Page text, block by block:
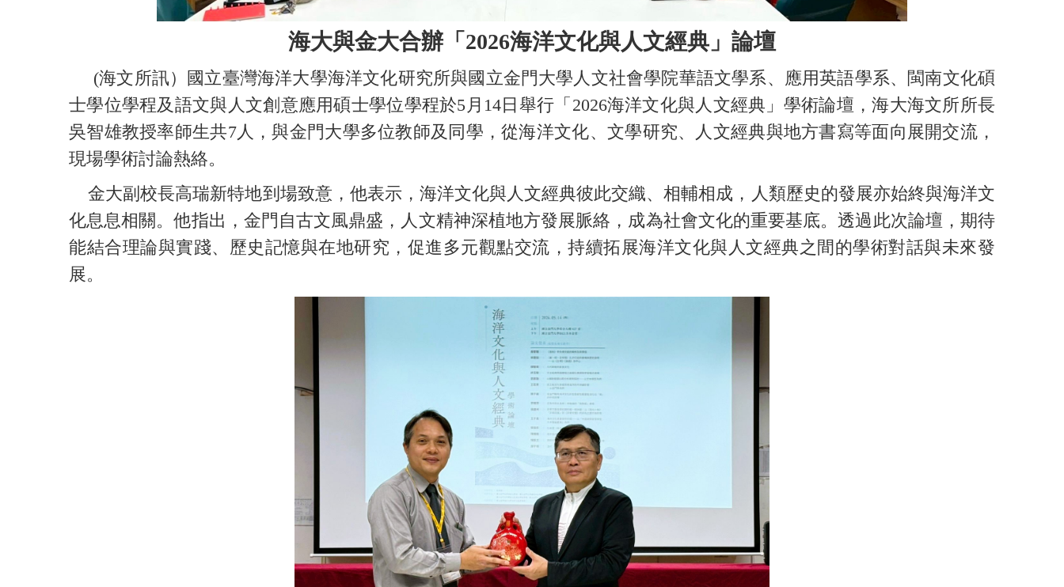
海大與金大合辦「2026海洋文化與人文經典」論壇
(海文所訊）國立臺灣海洋大學海洋文化研究所與國立金門大學人文社會學院華語文學系、應用英語學系、閩南文化碩
士學位學程及語文與人文創意應用碩士學位學程於5月14日舉行「2026海洋文化與人文經典」學術論壇，海大海文所所長
吳智雄教授率師生共7人，與金門大學多位教師及同學，從海洋文化、文學研究、人文經典與地方書寫等面向展開交流，
現場學術討論熱絡。
金大副校長高瑞新特地到場致意，他表示，海洋文化與人文經典彼此交織、相輔相成，人類歷史的發展亦始終與海洋文
化息息相關。他指出，金門自古文風鼎盛，人文精神深植地方發展脈絡，成為社會文化的重要基底。透過此次論壇，期待
能結合理論與實踐、歷史記憶與在地研究，促進多元觀點交流，持續拓展海洋文化與人文經典之間的學術對話與未來發
展。